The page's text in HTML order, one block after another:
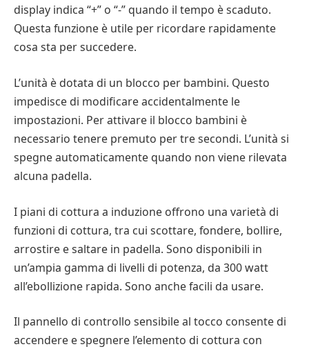
display indica “+” o “-” quando il tempo è scaduto.
Questa funzione è utile per ricordare rapidamente
cosa sta per succedere.
L’unità è dotata di un blocco per bambini. Questo
impedisce di modificare accidentalmente le
impostazioni. Per attivare il blocco bambini è
necessario tenere premuto per tre secondi. L’unità si
spegne automaticamente quando non viene rilevata
alcuna padella.
I piani di cottura a induzione offrono una varietà di
funzioni di cottura, tra cui scottare, fondere, bollire,
arrostire e saltare in padella. Sono disponibili in
un’ampia gamma di livelli di potenza, da 300 watt
all’ebollizione rapida. Sono anche facili da usare.
Il pannello di controllo sensibile al tocco consente di
accendere e spegnere l’elemento di cottura con